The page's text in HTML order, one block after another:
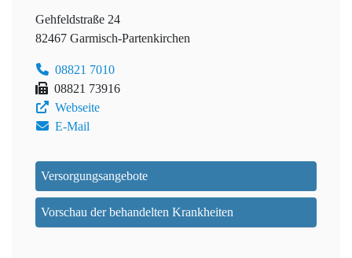
Gehfeldstraße 24
82467 Garmisch-Partenkirchen
08821 7010
08821 73916
Webseite
E-Mail
Versorgungsangebote
Vorschau der behandelten Krankheiten